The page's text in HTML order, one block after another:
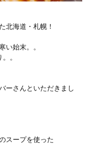
北海道・札幌！
い始末。。
。
ーさんといただきまし
スープを使った